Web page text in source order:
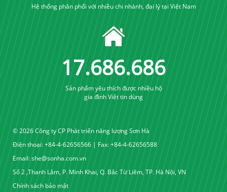
Hệ thống phân phối với nhiều chi nhánh, đại lý tại Việt Nam
17.689.689
Sản phẩm yêu thích được nhiều hộ
gia đình Việt tin dùng
© 2026 Công ty CP Phát triển năng lượng Sơn Hà
Điện thoại: +84-4-62656566 | Fax: +84-4-62656588
Email:she@sonha.com.vn
Số 2 ,Thanh Lâm, P. Minh Khai, Q. Bắc Từ Liêm, TP. Hà Nội, VN
Chính sách bảo mật